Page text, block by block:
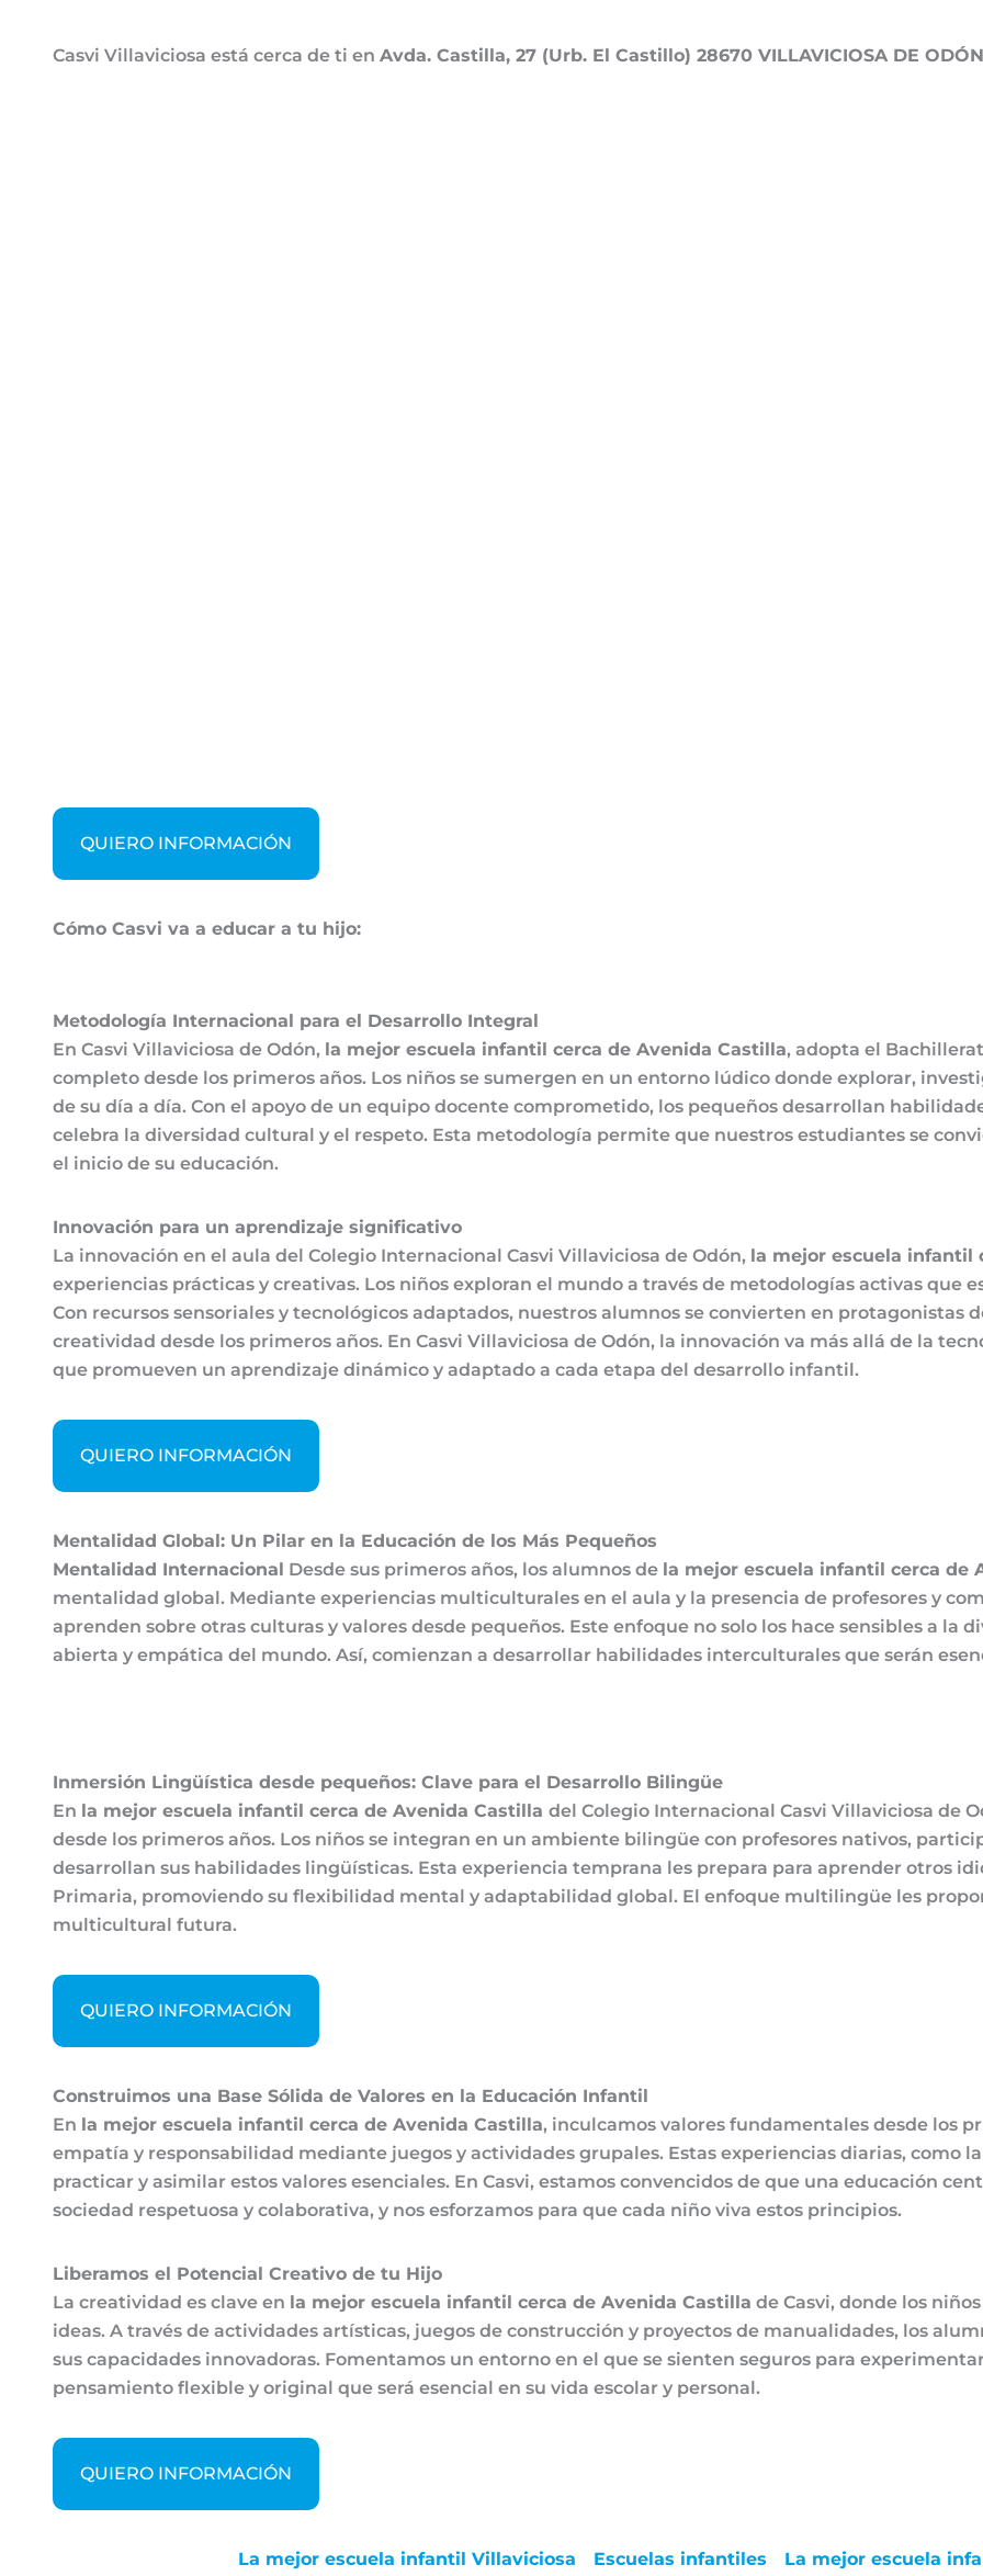
Casvi Villaviciosa está cerca de ti en Avda. Castilla, 27 (Urb. El Castillo) 28670 VILLAVICIOSA DE ODÓN
QUIERO INFORMACIÓN
Cómo Casvi va a educar a tu hijo:
Metodología Internacional para el Desarrollo Integral
En Casvi Villaviciosa de Odón, la mejor escuela infantil cerca de Avenida Castilla, adopta el
completo desde los primeros años. Los niños se sumergen en un entorno lúdico donde explorar,
de su día a día. Con el apoyo de un equipo docente comprometido, los pequeños desarrollan
celebra la diversidad cultural y el respeto. Esta metodología permite que nuestros estudiantes se
el inicio de su educación.
Innovación para un aprendizaje significativo
La innovación en el aula del Colegio Internacional Casvi Villaviciosa de Odón, la mejor escuela infantil
experiencias prácticas y creativas. Los niños exploran el mundo a través de metodologías activas que
Con recursos sensoriales y tecnológicos adaptados, nuestros alumnos se convierten en protagonistas
creatividad desde los primeros años. En Casvi Villaviciosa de Odón, la innovación va más allá de la
que promueven un aprendizaje dinámico y adaptado a cada etapa del desarrollo infantil.
QUIERO INFORMACIÓN
Mentalidad Global: Un Pilar en la Educación de los Más Pequeños
Mentalidad Internacional Desde sus primeros años, los alumnos de la mejor escuela infantil cerca de
mentalidad global. Mediante experiencias multiculturales en el aula y la presencia de profesores y
aprenden sobre otras culturas y valores desde pequeños. Este enfoque no solo los hace sensibles a la
abierta y empática del mundo. Así, comienzan a desarrollar habilidades interculturales que serán
Inmersión Lingüística desde pequeños: Clave para el Desarrollo Bilingüe
En la mejor escuela infantil cerca de Avenida Castilla del Colegio Internacional Casvi Villaviciosa de
desde los primeros años. Los niños se integran en un ambiente bilingüe con profesores nativos,
desarrollan sus habilidades lingüísticas. Esta experiencia temprana les prepara para aprender otros
Primaria, promoviendo su flexibilidad mental y adaptabilidad global. El enfoque multilingüe les
multicultural futura.
QUIERO INFORMACIÓN
Construimos una Base Sólida de Valores en la Educación Infantil
En la mejor escuela infantil cerca de Avenida Castilla, inculcamos valores fundamentales desde los
empatía y responsabilidad mediante juegos y actividades grupales. Estas experiencias diarias, como
practicar y asimilar estos valores esenciales. En Casvi, estamos convencidos de que una educación
sociedad respetuosa y colaborativa, y nos esforzamos para que cada niño viva estos principios.
Liberamos el Potencial Creativo de tu Hijo
La creatividad es clave en la mejor escuela infantil cerca de Avenida Castilla de Casvi, donde los
ideas. A través de actividades artísticas, juegos de construcción y proyectos de manualidades, los
sus capacidades innovadoras. Fomentamos un entorno en el que se sienten seguros para
pensamiento flexible y original que será esencial en su vida escolar y personal.
QUIERO INFORMACIÓN
La mejor escuela infantil Villaviciosa Escuelas infantiles La mejor escuela